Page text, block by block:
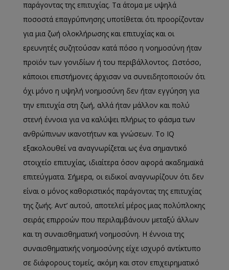
παράγοντας της επιτυχίας. Τα άτομα με υψηλά
ποσοστά επαγρύπνησης υποτίθεται ότι προορίζονταν
για μια ζωή ολοκλήρωσης και επιτυχίας και οι
ερευνητές συζητούσαν κατά πόσο η νοημοσύνη ήταν
προϊόν των γονιδίων ή του περιβάλλοντος. Ωστόσο,
κάποιοι επιστήμονες άρχισαν να συνειδητοποιούν ότι
όχι μόνο η υψηλή νοημοσύνη δεν ήταν εγγύηση για
την επιτυχία στη ζωή, αλλά ήταν μάλλον και πολύ
στενή έννοια για να καλύψει πλήρως το φάσμα των
ανθρώπινων ικανοτήτων και γνώσεων. Το IQ
εξακολουθεί να αναγνωρίζεται ως ένα σημαντικό
στοιχείο επιτυχίας, ιδιαίτερα όσον αφορά ακαδημαϊκά
επιτεύγματα. Σήμερα, οι ειδικοί αναγνωρίζουν ότι δεν
είναι ο μόνος καθοριστικός παράγοντας της επιτυχίας
της ζωής. Αντ’ αυτού, αποτελεί μέρος μιας πολύπλοκης
σειράς επιρροών που περιλαμβάνουν μεταξύ άλλων
και τη συναισθηματική νοημοσύνη. Η έννοια της
συναισθηματικής νοημοσύνης είχε ισχυρό αντίκτυπο
σε διάφορους τομείς, ακόμη και στον επιχειρηματικό